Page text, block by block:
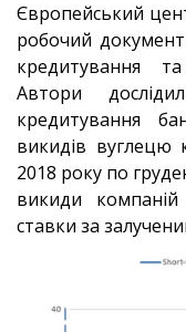
Європейський
робочий
кредитування
Автори
кредитування
викидів вуглецю
2018 року по
викиди
ставки за